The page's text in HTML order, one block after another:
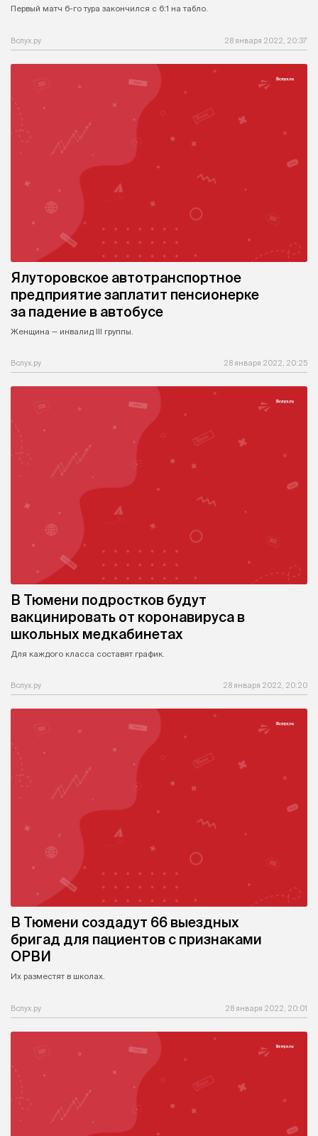
Первый матч 6-го тура закончился с 6:1 на табло.
Вслух.ру 28 января 2022, 20:37
Ялуторовское автотранспортное
предприятие заплатит пенсионерке
за падение в автобусе
Женщина — инвалид III группы.
Вслух.ру 28 января 2022, 20:25
В Тюмени подростков будут
вакцинировать от коронавируса в
школьных медкабинетах
Для каждого класса составят график.
Вслух.ру 28 января 2022, 20:20
В Тюмени создадут 66 выездных
бригад для пациентов с признаками
ОРВИ
Их разместят в школах.
Вслух.ру 28 января 2022, 20:01